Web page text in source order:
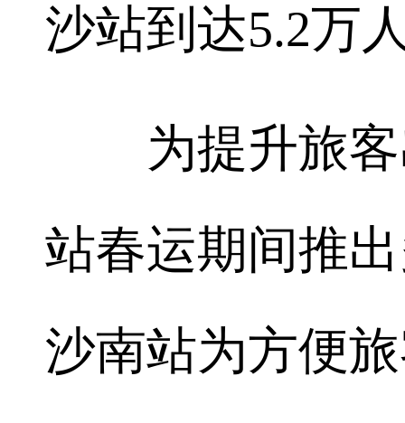
沙站到达5.2万
为提升旅客
站春运期间推
沙南站为方便